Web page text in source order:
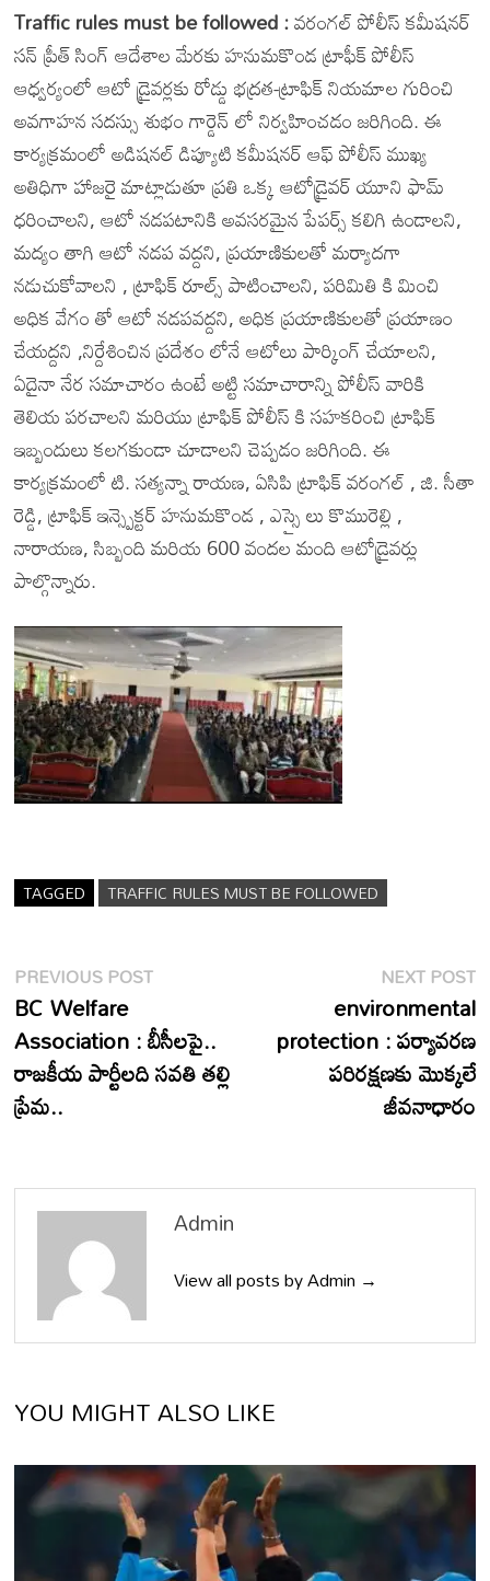
Traffic rules must be followed :వరంగల్ పోలీస్ కమీషనర్
సన్ ప్రీత్ సింగ్ ఆదేశాల మేరకు హనుమకొండ ట్రాఫీక్ పోలీస్
ఆధ్వర్యంలో ఆటో డ్రైవర్లకు రోడ్డు భద్రత-ట్రాఫిక్ నియమాల గురించి
అవగాహన సదస్సు శుభం గార్డెన్ లో నిర్వహించడం జరిగింది. ఈ
కార్యక్రమంలో అడిషనల్ డిప్యూటి కమీషనర్ ఆఫ్ పోలీస్ ముఖ్య
అతిధిగా హాజరై మాట్లాడుతూ ప్రతి ఒక్క ఆటోడ్రైవర్ యూని ఫామ్
ధరించాలని, ఆటో నడపటానికి అవసరమైన పేపర్స్ కలిగి ఉండాలని,
మద్యం తాగి ఆటో నడప వద్దని, ప్రయాణికులతో మర్యాదగా
నడుచుకోవాలని , ట్రాఫిక్ రూల్స్ పాటించాలని, పరిమితి కి మించి
అధిక వేగం తో ఆటో నడపవద్దని, అధిక ప్రయాణికులతో ప్రయాణం
చేయద్దని ,నిర్దేశించిన ప్రదేశం లోనే ఆటోలు పార్కింగ్ చేయాలని,
ఏదైనా నేర సమాచారం ఉంటే అట్టి సమాచారాన్ని పోలీస్ వారికి
తెలియ పరచాలని మరియు ట్రాఫిక్ పోలీస్ కి సహకరించి ట్రాఫిక్
ఇబ్బందులు కలగకుండా చూడాలని చెప్పడం జరిగింది. ఈ
కార్యక్రమంలో టి. సత్యన్నా రాయణ, ఏసిపి ట్రాఫిక్ వరంగల్ , జి. సీతా
రెడ్డి, ట్రాఫిక్ ఇన్స్పెక్టర్ హనుమకొండ , ఎస్సై లు కొమురెల్లి ,
నారాయణ, సిబ్బంది మరియ 600 వందల మంది ఆటోడ్రైవర్లు
పాల్గొన్నారు.
TAGGED TRAFFIC RULES MUST BE FOLLOWED
Post
navigation
PREVIOUS POSTPrevious
BC Welfare
Association : బీసీలపై..
రాజకీయ పార్టీలది సవతి తల్లి
ప్రేమ..
NEXT POST
environmental
protection : పర్యావరణ
పరిరక్షణకు మొక్కలే
జీవనాధారం
Admin
View all posts by Admin →
YOU MIGHT ALSO LIKE